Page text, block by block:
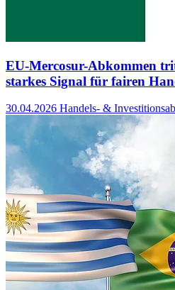
EU-Mercosur-Abkommen
starkes Signal für fairen
30.04.2026 Handels- &